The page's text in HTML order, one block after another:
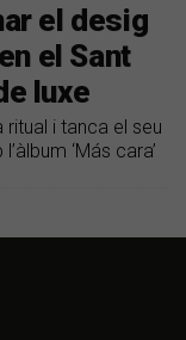
el desig
el Sant
luxe
ritual i tanca el seu
‘Más cara’